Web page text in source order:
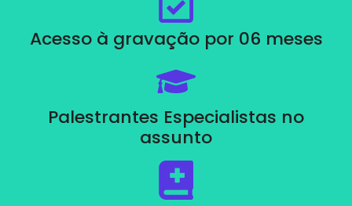
Acesso à gravação por 06 meses
Palestrantes Especialistas no
assunto